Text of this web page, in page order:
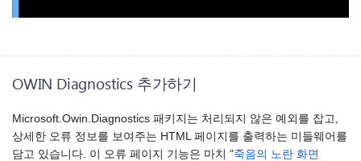
OWIN Diagnostics 추가하기
Microsoft.Owin.Diagnostics 패키지는 처리되지 않은 예외를 잡고,
상세한 오류 정보를 보여주는 HTML 페이지를 출력하는 미들웨어를
담고 있습니다. 이 오류 페이지 기능은 마치 "죽음의 노란 화면